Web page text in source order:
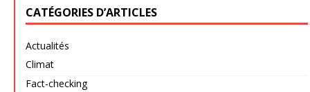
CATÉGORIES D’ARTICLES
Actualités
Climat
Fact-checking